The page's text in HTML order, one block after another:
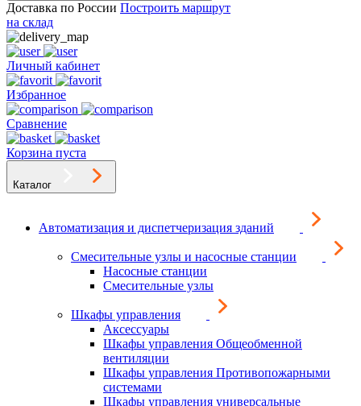
Доставка по России Построить маршрут
на склад
Личный кабинет
Избранное
Сравнение
Корзина пуста
Каталог
Автоматизация и диспетчеризация зданий
Смесительные узлы и насосные станции
Насосные станции
Смесительные узлы
Шкафы управления
Аксессуары
Шкафы управления Общеобменной
вентиляции
Шкафы управления Противопожарными
системами
Шкафы управления универсальные